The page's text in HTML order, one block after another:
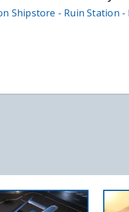
Shipstore - Ruin Station -
IN DEN WARENKORB